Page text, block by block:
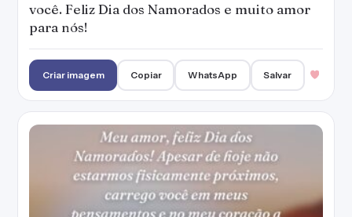
você. Feliz Dia dos Namorados e muito amor
para nós!
Criar imagem Copiar WhatsApp Salvar